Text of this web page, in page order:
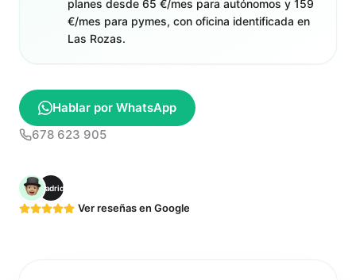
planes desde 65 €/mes para autónomos y 159
€/mes para pymes, con oficina identificada en
Las Rozas.
Hablar por WhatsApp
678 623 905
Madrid
Ver reseñas en Google